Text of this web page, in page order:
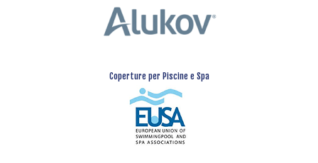
Coperture per Piscine e Spa